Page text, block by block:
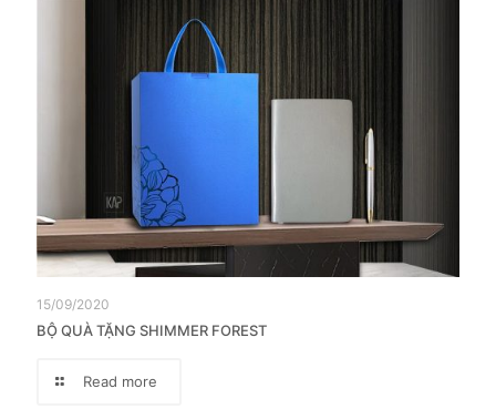
15/09/2020
BỘ QUÀ TẶNG SHIMMER FOREST
Read more